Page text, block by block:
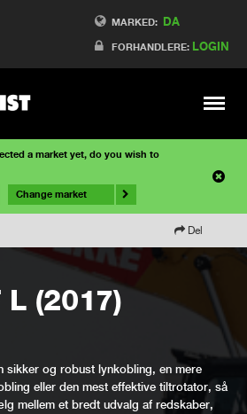
MARKED: DA
FORHANDLERE: LOGIN
Meny
a market yet, do you wish to
Change market
Del
L (2017)
sikker og robust lynkobling, en mere
eller den mest effektive tiltrotator, så
mellem et bredt udvalg af redskaber,